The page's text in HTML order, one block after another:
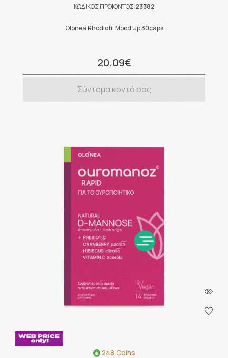
ΚΩΔΙΚΟΣ ΠΡΟΪΟΝΤΟΣ:23382
Olonea Rhodiotil Mood Up 30caps
20.09€
Σύντομα κοντά σας
248 Coins